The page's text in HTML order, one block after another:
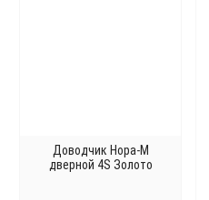
Доводчик Нора-М
дверной 4S Золото